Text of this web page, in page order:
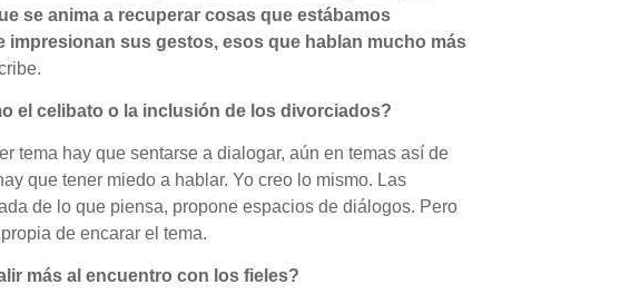
se anima a recuperar cosas que estábamos
impresionan sus gestos, esos que hablan mucho más
el celibato o la inclusión de los divorciados?
tema hay que sentarse a dialogar, aún en temas así de
que tener miedo a hablar. Yo creo lo mismo. Las
de lo que piensa, propone espacios de diálogos. Pero
de encarar el tema.
más al encuentro con los fieles?